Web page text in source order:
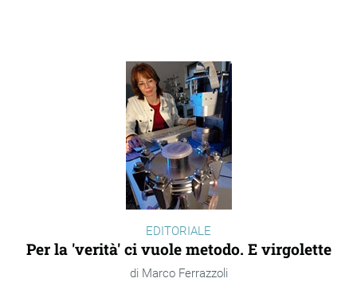
EDITORIALE
Per la 'verità' ci vuole metodo. E virgolette
Marco Ferrazzoli